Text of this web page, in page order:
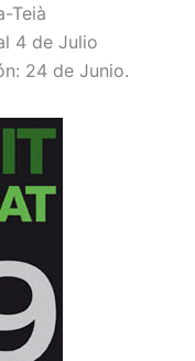
Teià
4 de Julio
24 de Junio.